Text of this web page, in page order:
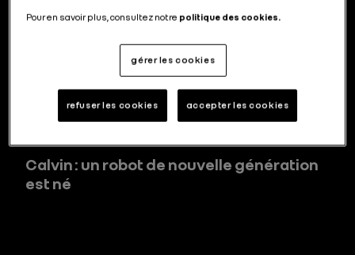
La transition électrique comme moteur
de l’innovation
Calvin : un robot de nouvelle génération
est né
Pour en savoir plus, consultez notre politique des cookies.
gérer les cookies
refuser les cookies accepter les cookies